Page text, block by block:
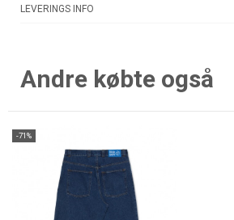
LEVERINGS INFO
Andre købte også
-71%